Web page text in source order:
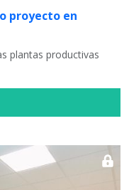
proyecto en
plantas productivas